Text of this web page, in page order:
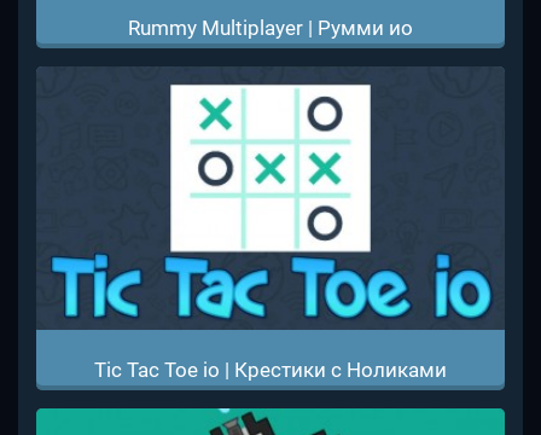
Rummy Multiplayer | Румми ио
Tic Tac Toe io | Крестики с Ноликами